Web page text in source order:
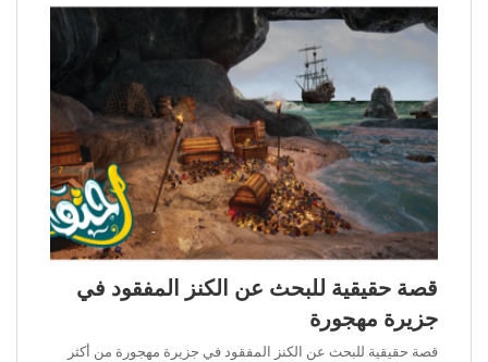
قصة حقيقية للبحث عن الكنز المفقود في
جزيرة مهجورة
قصة حقيقية للبحث عن الكنز المفقود في جزيرة مهجورة من أكثر